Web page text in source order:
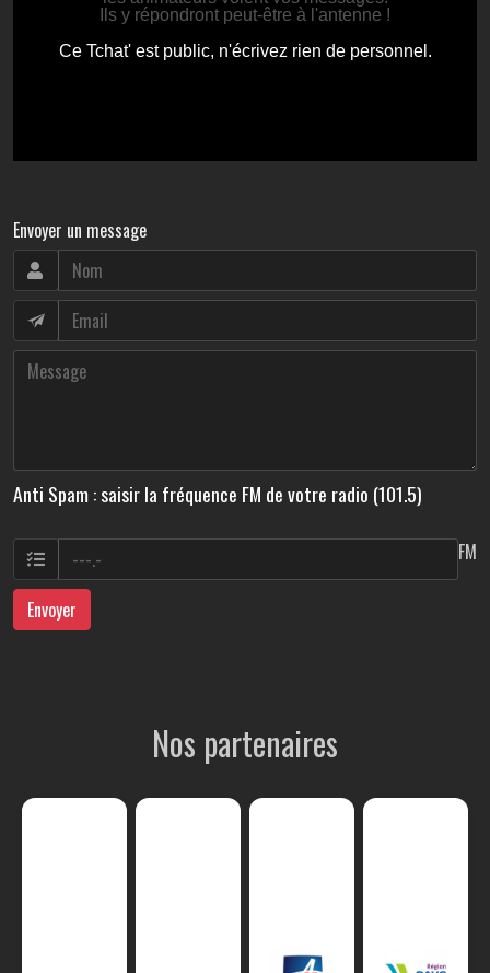
Envoyer un message
Anti Spam : saisir la fréquence FM de votre radio (101.5)
FM
Envoyer
Nos partenaires